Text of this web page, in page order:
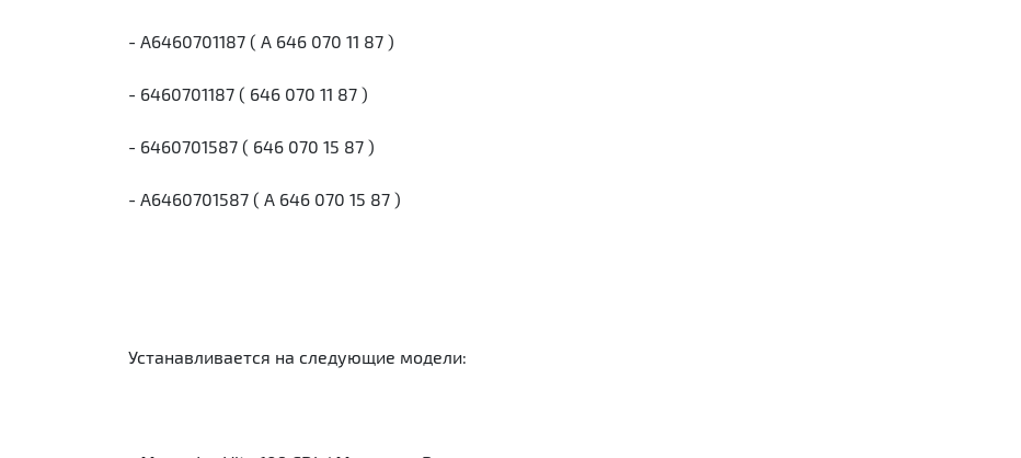
- A6460701187 ( A 646 070 11 87 )
- 6460701187 ( 646 070 11 87 )
- 6460701587 ( 646 070 15 87 )
- A6460701587 ( A 646 070 15 87 )
Устанавливается на следующие модели: